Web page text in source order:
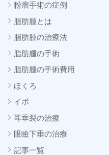
粉瘤手術の症例
脂肪腫とは
脂肪腫の治療法
脂肪腫の手術
脂肪腫の手術費用
ほくろ
イボ
耳垂裂の治療
眼瞼下垂の治療
記事一覧